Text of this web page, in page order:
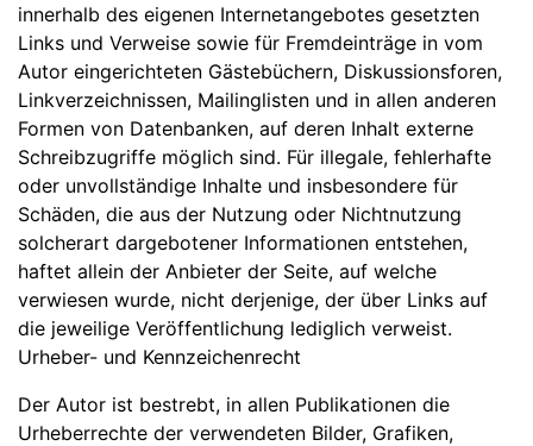
innerhalb des eigenen Internetangebotes gesetzten
Links und Verweise sowie für Fremdeinträge in vom
Autor eingerichteten Gästebüchern, Diskussionsforen,
Linkverzeichnissen, Mailinglisten und in allen anderen
Formen von Datenbanken, auf deren Inhalt externe
Schreibzugriffe möglich sind. Für illegale, fehlerhafte
oder unvollständige Inhalte und insbesondere für
Schäden, die aus der Nutzung oder Nichtnutzung
solcherart dargebotener Informationen entstehen,
haftet allein der Anbieter der Seite, auf welche
verwiesen wurde, nicht derjenige, der über Links auf
die jeweilige Veröffentlichung lediglich verweist.
Urheber- und Kennzeichenrecht
Der Autor ist bestrebt, in allen Publikationen die
Urheberrechte der verwendeten Bilder, Grafiken,